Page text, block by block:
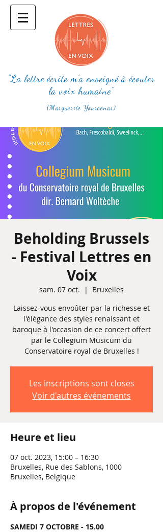
"La lettre écrite m'a enseigné à écouter
la voix humaine"
(Marguerite Yourcenar)
Beholding Brussels
- Festival Lettres en
Voix
sam. 07 oct.
  |
Bruxelles
Laissez-vous envoûter par la richesse et
l'élégance des styles renaissant et
baroque à l'occasion de ce concert offert
par le Collegium Musicum du
Conservatoire royal de Bruxelles !
Les inscriptions sont closes
Voir d'autres événements
Heure et lieu
07 oct. 2023, 15:00 – 16:30
Bruxelles, Rue des Sablons, 1000
Bruxelles, Belgique
À propos de l'événement
SAMEDI 7 OCTOBRE - 15.00